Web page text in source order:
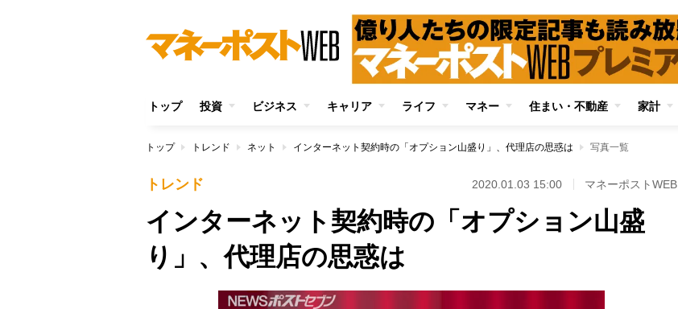
トップ 投資 ビジネス キャリア ライフ マネー 住まい・不動産 家計
トップ トレンド ネット インターネット契約時の「オプション山盛り」、代理店の思惑は 写真一覧
トレンド 2020.01.03 15:00 マネーポストWEB
インターネット契約時の「オプション山盛
り」、代理店の思惑は